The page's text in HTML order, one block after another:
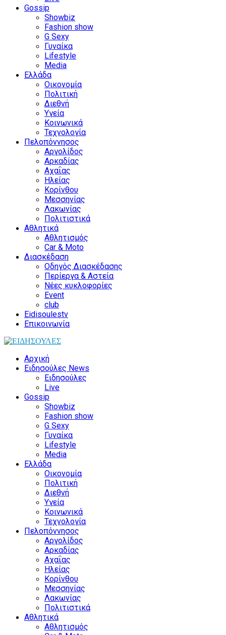
Gossip
Showbiz
Fashion show
G Sexy
Γυναίκα
Lifestyle
Media
Ελλάδα
Οικονομία
Πολιτική
Διεθνή
Υγεία
Κοινωνικά
Τεχνολογία
Πελοπόννησος
Αργολίδος
Αρκαδίας
Αχαΐας
Ηλείας
Κορίνθου
Μεσσηνίας
Λακωνίας
Πολιτιστικά
Αθλητικά
Αθλητισμός
Car & Moto
Διασκέδαση
Οδηγός Διασκέδασης
Περίεργα & Αστεία
Νέες κυκλοφορίες
Event
club
Eidisoulestv
Επικοινωνία
Αρχική
Ειδησούλες News
Ειδησούλες
Live
Gossip
Showbiz
Fashion show
G Sexy
Γυναίκα
Lifestyle
Media
Ελλάδα
Οικονομία
Πολιτική
Διεθνή
Υγεία
Κοινωνικά
Τεχνολογία
Πελοπόννησος
Αργολίδος
Αρκαδίας
Αχαΐας
Ηλείας
Κορίνθου
Μεσσηνίας
Λακωνίας
Πολιτιστικά
Αθλητικά
Αθλητισμός